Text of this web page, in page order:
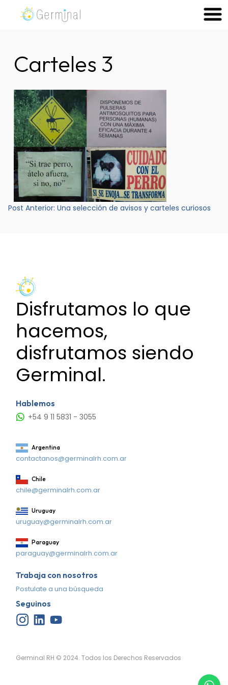
Carteles 3
Navegación
Post Anterior: Una selección de avisos y carteles curiosos
Disfrutamos lo que
hacemos,
disfrutamos siendo
Germinal.
Hablemos
+54 9 11 5831 - 3055
Argentina
contactanos@germinalrh.com.ar
Chile
chile@germinalrh.com.ar
Uruguay
uruguay@germinalrh.com.ar
Paraguay
paraguay@germinalrh.com.ar
Trabaja con nosotros
Postulate a una búsqueda
Seguinos
Germinal RH © 2024. Todos los Derechos Reservados